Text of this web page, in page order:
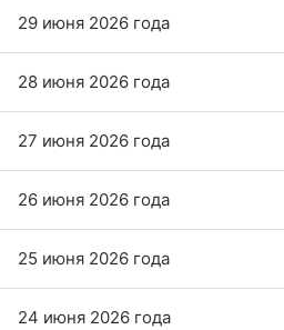
29 июня 2026 года
28 июня 2026 года
27 июня 2026 года
26 июня 2026 года
25 июня 2026 года
24 июня 2026 года